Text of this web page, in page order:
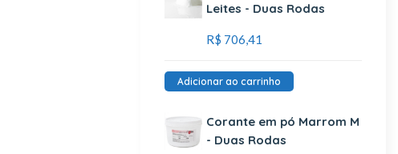
Leites - Duas Rodas
R$ 706,41
Adicionar ao carrinho
Corante em pó Marrom M
- Duas Rodas